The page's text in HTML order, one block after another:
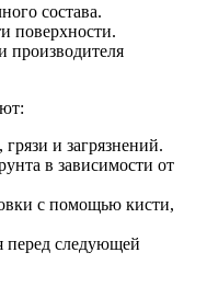
состава.
поверхности.
производителя
и загрязнений.
в зависимости от
с помощью кисти,
следующей